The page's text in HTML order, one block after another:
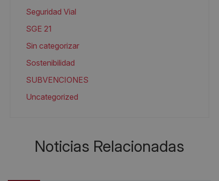
Seguridad Vial
SGE 21
Sin categorizar
Sostenibilidad
SUBVENCIONES
Uncategorized
Noticias Relacionadas